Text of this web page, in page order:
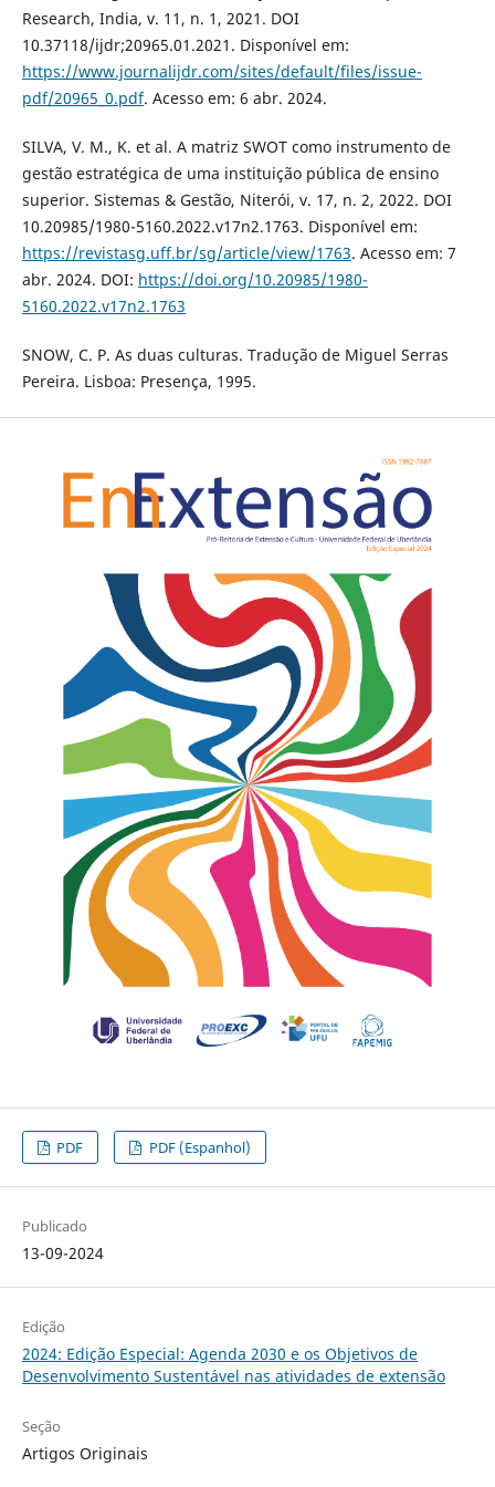
Research, India, v. 11, n. 1, 2021. DOI
10.37118/ijdr;20965.01.2021. Disponível em:
https://www.journalijdr.com/sites/default/files/issue-
pdf/20965_0.pdf. Acesso em: 6 abr. 2024.
SILVA, V. M., K. et al. A matriz SWOT como instrumento de
gestão estratégica de uma instituição pública de ensino
superior. Sistemas & Gestão, Niterói, v. 17, n. 2, 2022. DOI
10.20985/1980-5160.2022.v17n2.1763. Disponível em:
https://revistasg.uff.br/sg/article/view/1763. Acesso em: 7
abr. 2024. DOI: https://doi.org/10.20985/1980-
5160.2022.v17n2.1763
SNOW, C. P. As duas culturas. Tradução de Miguel Serras
Pereira. Lisboa: Presença, 1995.
PDF PDF (Espanhol)
Publicado
13-09-2024
Edição
2024: Edição Especial: Agenda 2030 e os Objetivos de
Desenvolvimento Sustentável nas atividades de extensão
Seção
Artigos Originais